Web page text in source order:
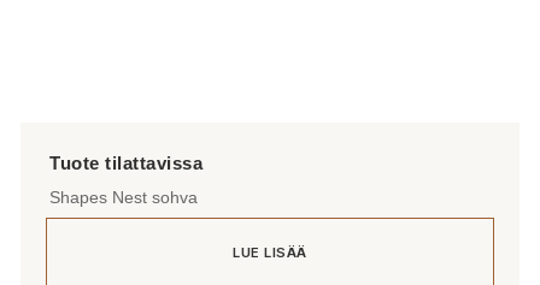
Shapes Nest sohva
LUE LISÄÄ